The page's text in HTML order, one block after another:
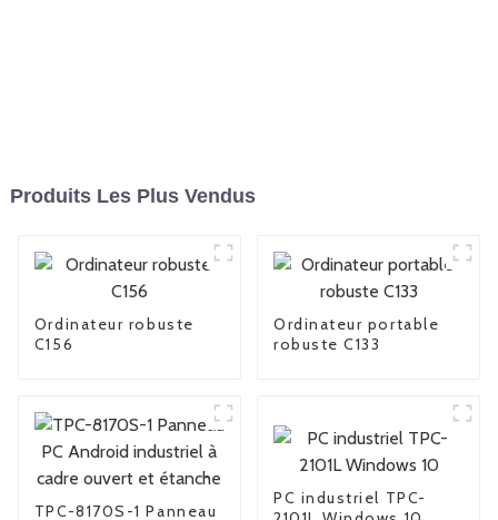
Produits Les Plus Vendus
Ordinateur robuste
C156
Ordinateur portable
robuste C133
TPC-8170S-1 Panneau
PC industriel TPC-